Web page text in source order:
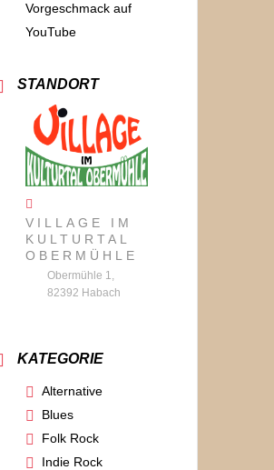
Vorgeschmack auf
YouTube
STANDORT
VILLAGE IM
KULTURTAL
OBERMÜHLE
Obermühle 1,
82392 Habach
KATEGORIE
Alternative
Blues
Folk Rock
Indie Rock